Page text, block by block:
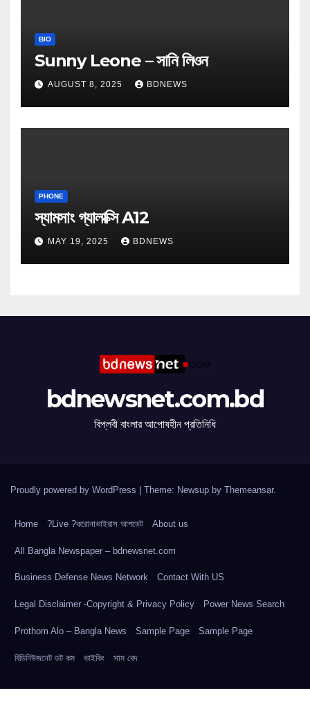
BIO
Sunny Leone – সানি লিওন
AUGUST 8, 2025 BDNEWS
PHONE
স্যামসাং গ্যালাক্সি A12
MAY 19, 2025 BDNEWS
bdnewsnet.com.bd
বিপ্লবী বাংলার আপোষহীন প্রতিনিধি
Proudly powered by WordPress Theme: Newsup by Themeansar.
Home ?Live ?করোনাভাইরাস আপডেট About us
All Bangla Newspaper – bdnewsnet.com
Business Defense News Network Contact With US
Legal Disclaimer -Copyright & Privacy Policy Power News Search
Prothom Alo – Bangla News Sample Page Sample Page
বিডিনিউজনেট ডট কম ভাইকিং সাম বেদ